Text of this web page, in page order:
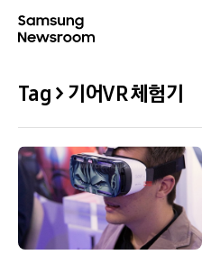
Tag > 기어VR 체험기